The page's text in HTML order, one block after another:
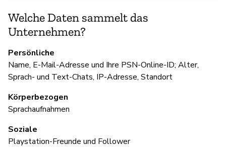
Welche Daten sammelt das
Unternehmen?
Persönliche
Name, E-Mail-Adresse und Ihre PSN-Online-ID; Alter,
Sprach- und Text-Chats, IP-Adresse, Standort
Körperbezogen
Sprachaufnahmen
Soziale
Playstation-Freunde und Follower